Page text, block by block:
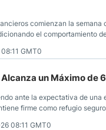
comienzan la
el comportamiento
GMT0
un Máximo de
ante la expectativa de
firme como refugio
2027; los futuros del trigo
08:11 GMT0